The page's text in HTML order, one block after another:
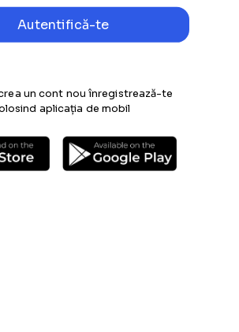
un cont nou înregistrează-te
aplicația de mobil